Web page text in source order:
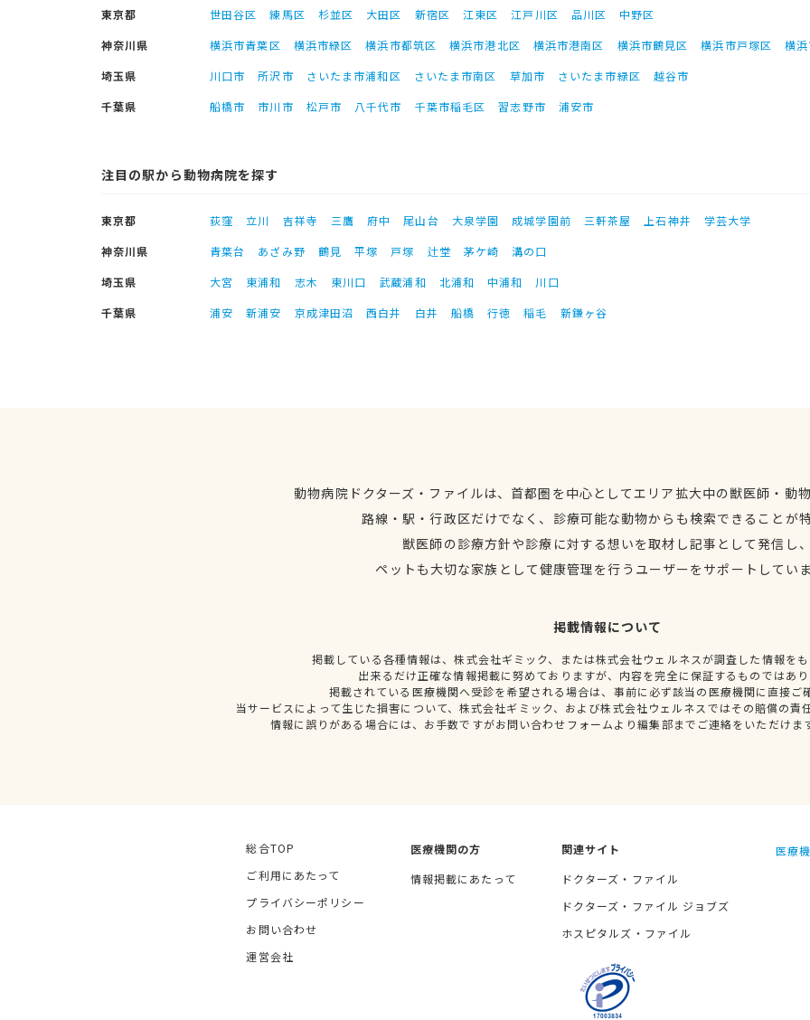
東京都 世田谷区 練馬区 杉並区 大田区 新宿区 江東区 江戸川区 品川区
中野区
神奈川県
横浜市青葉区 横浜市緑区 横浜市都筑区 横浜市港北区 横浜市港南区 横浜市鶴見区 横浜市戸塚区
横
埼玉県
川口市 所沢市 さいたま市浦和区 さいたま市南区 草加市 さいたま市緑区
越谷市
千葉県
船橋市 市川市 松戸市 八千代市 千葉市稲毛区 習志野市 浦安市
注目の駅から動物病院を探す
東京都 荻窪 立川 吉祥寺 三鷹 府中 尾山台 大泉学園 成城学園前 三軒茶屋 上石神井
学芸大学
神奈川県
青葉台 あざみ野 鶴見 平塚 戸塚 辻堂 茅ケ崎
溝の口
埼玉県
大宮 東浦和 志木 東川口 武蔵浦和 北浦和 中浦和
川口
千葉県
浦安 新浦安 京成津田沼 西白井 白井 船橋 行徳 稲毛 新鎌ヶ谷
動物病院ドクターズ・ファイルは、首都圏を中心としてエリア拡大中の獣医師・動
路線・駅・行政区だけでなく、診療可能な動物からも検索できることが
獣医師の診療方針や診療に対する想いを取材し記事として発信し
ペットも大切な家族として健康管理を行うユーザーをサポートしてい
掲載情報について
掲載している各種情報は、株式会社ギミック、または株式会社ウェルネスが調査した情報を
出来るだけ正確な情報掲載に努めておりますが、内容を完全に保証するものではあ
掲載されている医療機関へ受診を希望される場合は、事前に必ず該当の医療機関に直接ご
当サービスによって生じた損害について、株式会社ギミック、および株式会社ウェルネスではその賠償の責
情報に誤りがある場合には、お手数ですがお問い合わせフォームより編集部までご連絡をいただけま
総合TOP
ご利用にあたって
プライバシーポリシー
お問い合わせ
運営会社
医療機関の方
情報掲載にあたって
関連サイト
ドクターズ・ファイル
ドクターズ・ファイル ジョブズ
ホスピタルズ・ファイル
医療